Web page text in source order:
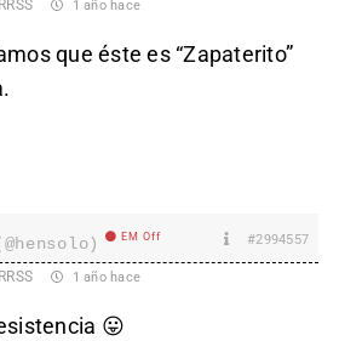
1 año hace
que éste es “Zapaterito”
EM Off #2994557
1 año hace
😛